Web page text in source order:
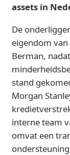
assets in
De
eigendom
Berman,
stand
Morgan
interne team
omvat een